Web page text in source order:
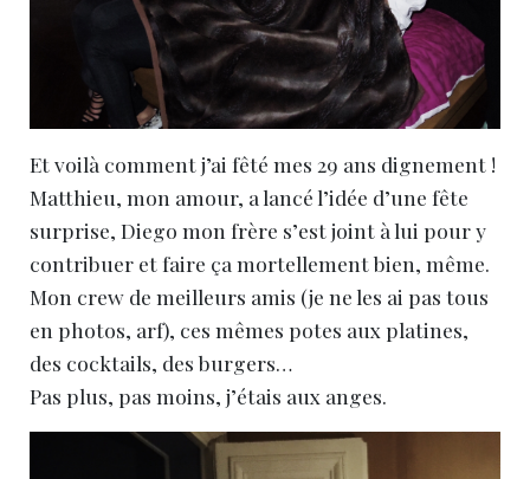
Et voilà comment j’ai fêté mes 29 ans dignement !
Matthieu, mon amour, a lancé l’idée d’une fête
surprise, Diego mon frère s’est joint à lui pour y
contribuer et faire ça mortellement bien, même.
Mon crew de meilleurs amis (je ne les ai pas tous
en photos, arf), ces mêmes potes aux platines,
des cocktails, des burgers…
Pas plus, pas moins, j’étais aux anges.